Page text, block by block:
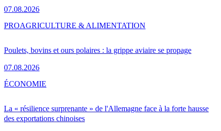
07.08.2026
Poulets, bovins et ours polaires : la grippe aviaire se propage
07.08.2026
PROAGRICULTURE & ALIMENTATION
La « résilience surprenante » de l'Allemagne face à la forte hausse
des exportations chinoises
ÉCONOMIE